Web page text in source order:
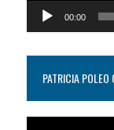
00:00
PATRICIA